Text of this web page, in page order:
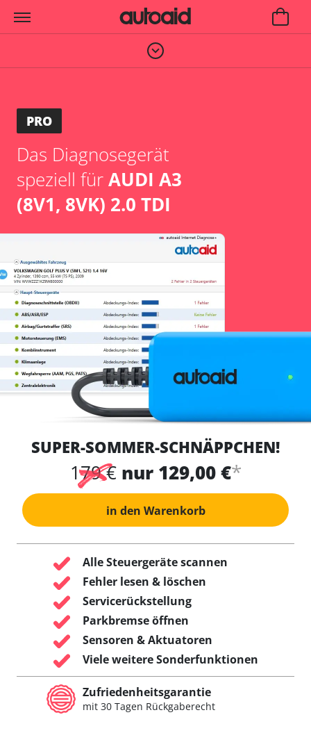
PRO
Das Diagnosegerät
speziell fürAUDI A3
(8V1, 8VK) 2.0 TDI
SUPER-SOMMER-SCHNÄPPCHEN!
179 € nur 129,00 €*
in den Warenkorb
Alle Steuergeräte scannen
Fehler lesen & löschen
Servicerückstellung
Parkbremse öffnen
Sensoren & Aktuatoren
Viele weitere Sonderfunktionen
Zufriedenheitsgarantie
mit 30 Tagen Rückgaberecht